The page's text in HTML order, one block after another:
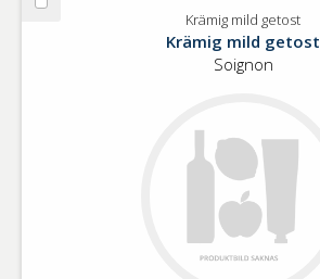
Välj
Krämig mild getost
Krämig mild getost
Soignon